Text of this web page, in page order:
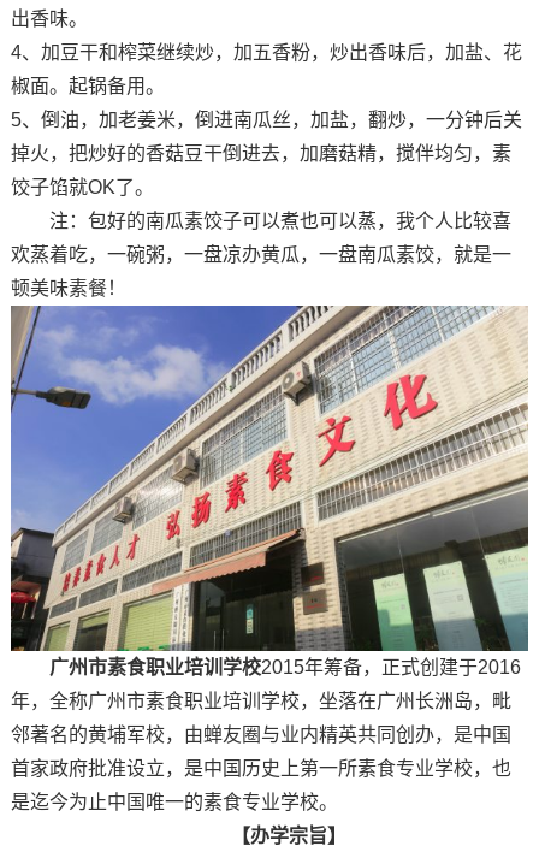
出香味。
4、加豆干和榨菜继续炒，加五香粉，炒出香味后，加盐、花
椒面。起锅备用。
5、倒油，加老姜米，倒进南瓜丝，加盐，翻炒，一分钟后关
掉火，把炒好的香菇豆干倒进去，加磨菇精，搅伴均匀，素
饺子馅就OK了。
注：包好的南瓜素饺子可以煮也可以蒸，我个人比较喜
欢蒸着吃，一碗粥，一盘凉办黄瓜，一盘南瓜素饺，就是一
顿美味素餐！
广州市素食职业培训学校2015年筹备，正式创建于2016
年，全称广州市素食职业培训学校，坐落在广州长洲岛，毗
邻著名的黄埔军校，由蝉友圈与业内精英共同创办，是中国
首家政府批准设立，是中国历史上第一所素食专业学校，也
是迄今为止中国唯一的素食专业学校。
【办学宗旨】